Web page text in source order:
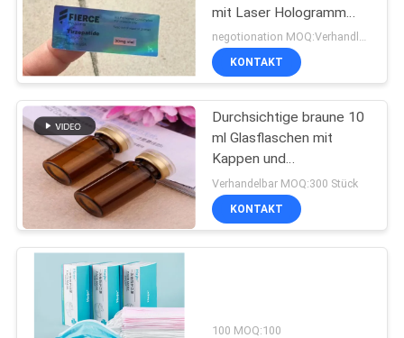
NACHRICHTEN
FÄLLE
SITEMAP
PRIVACY
POLICY
kundenspezifische
Phiolenaufkleber
111
Kästen der Phiolen-
10ml
45
mit Laser Hologramm
Material
negotionation MOQ:Verhandlungen
KONTAKT
Durchsichtige braune 10
ml Glasflaschen mit
Kappen und
Verschlüssen für das
Steroid-Injektionsöl
Verhandelbar MOQ:300 Stück
KONTAKT
100 MOQ:100